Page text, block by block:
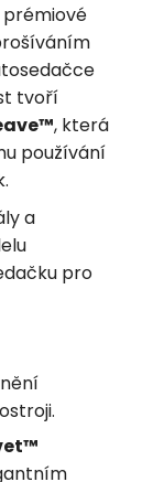
tvoří
, která
používání
a
pro